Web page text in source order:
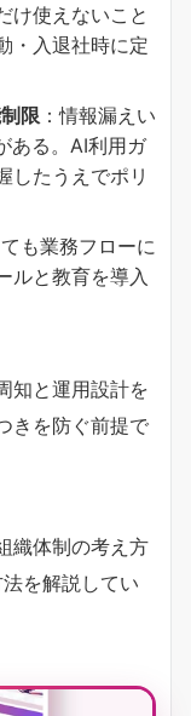
け使えないこと
・入退社時に定
限​ ​：情報漏えい
ある。AI利用ガ
したうえでポリ
も業務フローに
ルと教育を導入
知と運用設計を
きを防ぐ前提で
織体制の考え方
を解説してい